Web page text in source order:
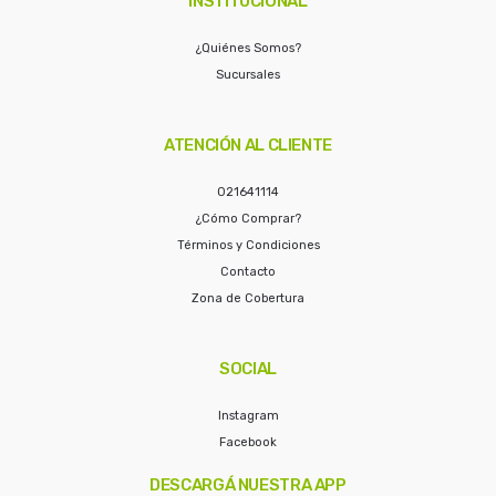
¿Quiénes Somos?
Sucursales
ATENCIÓN AL CLIENTE
021641114
¿Cómo Comprar?
Términos y Condiciones
Contacto
Zona de Cobertura
SOCIAL
Instagram
Facebook
DESCARGÁ NUESTRA APP